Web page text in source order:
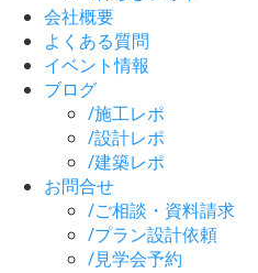
会社概要
よくある質問
イベント情報
ブログ
/施工レポ
/設計レポ
/建築レポ
お問合せ
/ご相談・資料請求
/プラン設計依頼
/見学会予約